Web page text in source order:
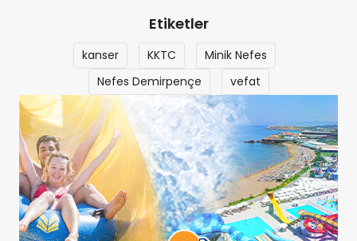
Etiketler
kanser KKTC
Minik Nefes
Nefes Demirpençe
vefat